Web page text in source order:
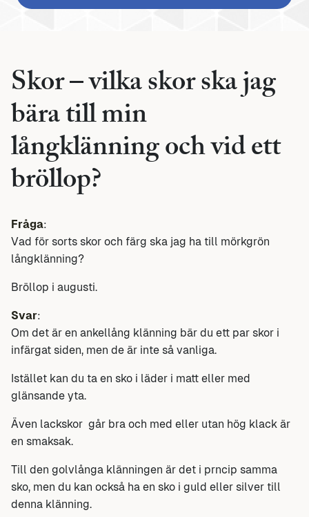
Skor – vilka skor ska jag
bära till min
långklänning och vid ett
bröllop?
Fråga:
Vad för sorts skor och färg ska jag ha till mörkgrön
långklänning?
Bröllop i augusti.
Svar:
Om det är en ankellång klänning bär du ett par skor i
infärgat siden, men de är inte så vanliga.
Istället kan du ta en sko i läder i matt eller med
glänsande yta.
Även lackskor går bra och med eller utan hög klack är
en smaksak.
Till den golvlånga klänningen är det i prncip samma
sko, men du kan också ha en sko i guld eller silver till
denna klänning.